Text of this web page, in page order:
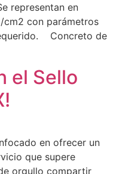
representan en
cm2 con parámetros
Concreto de
el Sello
en ofrecer un
que supere
orgullo compartir